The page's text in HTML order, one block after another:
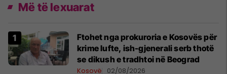
Më të lexuarat
Ftohet nga prokuroria e Kosovës për
krime lufte, ish-gjenerali serb thotë
se dikush e tradhtoi në Beograd
Kosovë 02/08/2026